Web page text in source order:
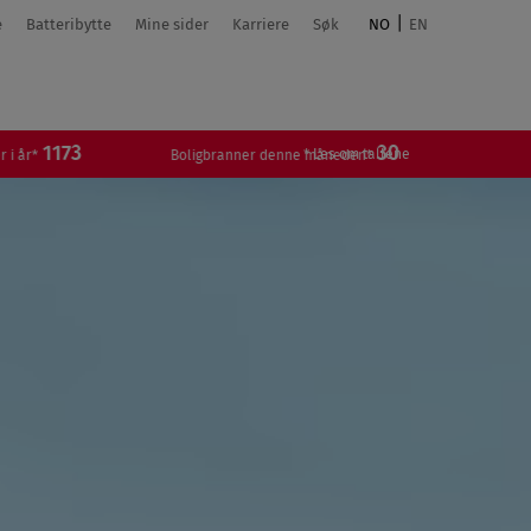
Batteribytte Mine sider Karriere Søk NO EN
Boligbranner denne måneden* 30
* Les om tallene